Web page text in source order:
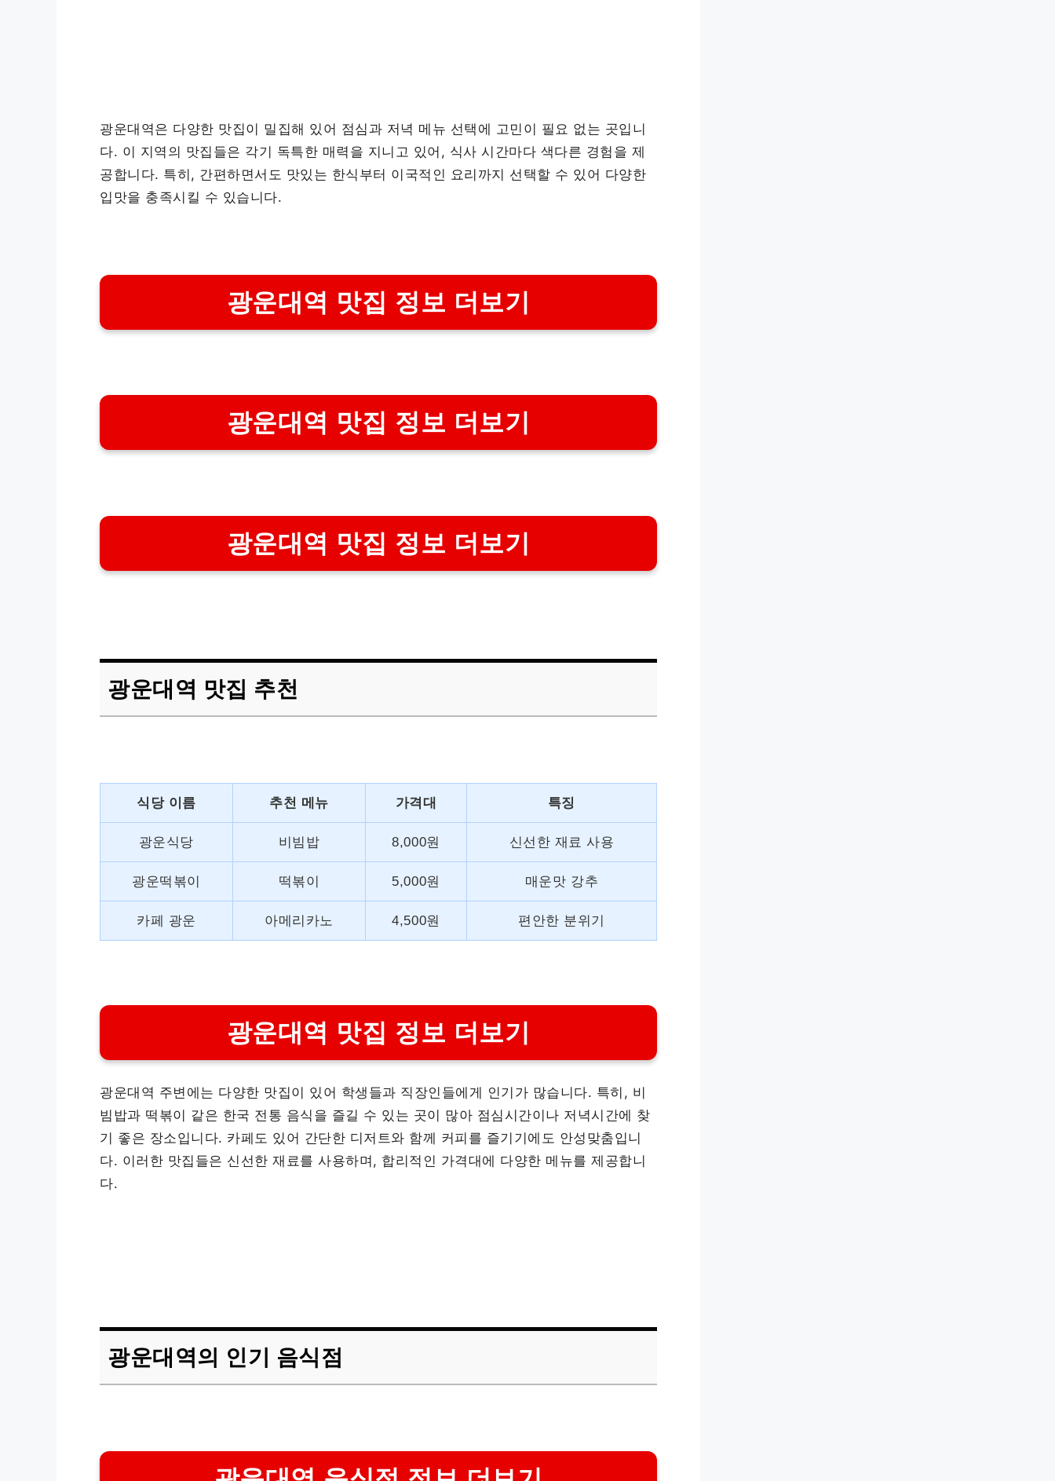
광운대역은 다양한 맛집이 밀집해 있어 점심과 저녁 메뉴 선택에 고민이 필요 없는 곳입니
다. 이 지역의 맛집들은 각기 독특한 매력을 지니고 있어, 식사 시간마다 색다른 경험을 제
공합니다. 특히, 간편하면서도 맛있는 한식부터 이국적인 요리까지 선택할 수 있어 다양한
입맛을 충족시킬 수 있습니다.
광운대역 맛집 정보 더보기
광운대역 맛집 정보 더보기
광운대역 맛집 정보 더보기
광운대역 맛집 추천
식당 이름 추천 메뉴 가격대 특징
광운식당 비빔밥 8,000원 신선한 재료 사용
광운떡볶이 떡볶이 5,000원 매운맛 강추
카페 광운 아메리카노 4,500원 편안한 분위기
광운대역 맛집 정보 더보기
광운대역 주변에는 다양한 맛집이 있어 학생들과 직장인들에게 인기가 많습니다. 특히, 비
빔밥과 떡볶이 같은 한국 전통 음식을 즐길 수 있는 곳이 많아 점심시간이나 저녁시간에 찾
기 좋은 장소입니다. 카페도 있어 간단한 디저트와 함께 커피를 즐기기에도 안성맞춤입니
다. 이러한 맛집들은 신선한 재료를 사용하며, 합리적인 가격대에 다양한 메뉴를 제공합니
다.
광운대역의 인기 음식점